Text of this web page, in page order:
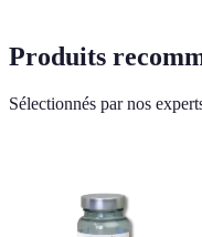
Produits
Sélectionnés par nos